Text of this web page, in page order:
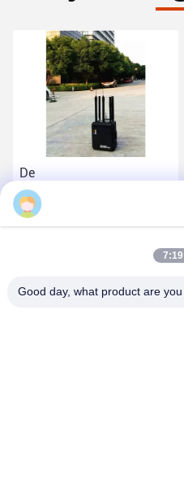
De
van de 120 Wattsauto,
100m Hoge Waaier
7:19
Good day, what product are